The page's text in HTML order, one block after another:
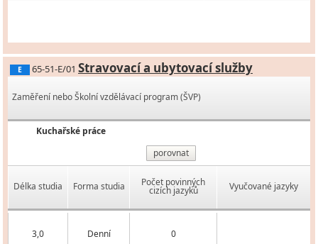
E 65-51-E/01 Stravovací a ubytovací služby
Zaměření nebo Školní vzdělávací program (ŠVP)
Kuchařské práce
porovnat
Délka studia Forma studia Počet povinných
cizích jazyků Vyučované jazyky
3,0 Denní 0